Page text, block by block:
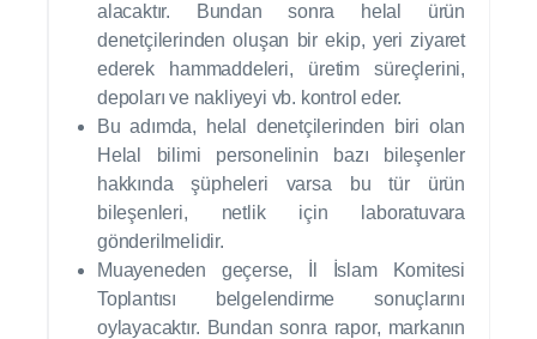
alacaktır. Bundan sonra helal ürün
denetçilerinden oluşan bir ekip, yeri ziyaret
ederek hammaddeleri, üretim süreçlerini,
depoları ve nakliyeyi vb. kontrol eder.
Bu adımda, helal denetçilerinden biri olan
Helal bilimi personelinin bazı bileşenler
hakkında şüpheleri varsa bu tür ürün
bileşenleri, netlik için laboratuvara
gönderilmelidir.
Muayeneden geçerse, İl İslam Komitesi
Toplantısı belgelendirme sonuçlarını
oylayacaktır. Bundan sonra rapor, markanın